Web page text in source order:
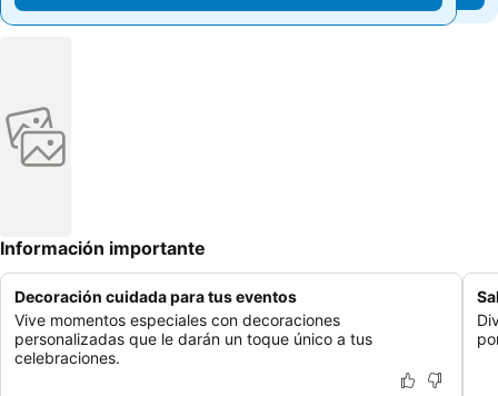
Información importante
Decoración cuidada para tus eventos
Vive momentos especiales con decoraciones
personalizadas que le darán un toque único a tus
celebraciones.